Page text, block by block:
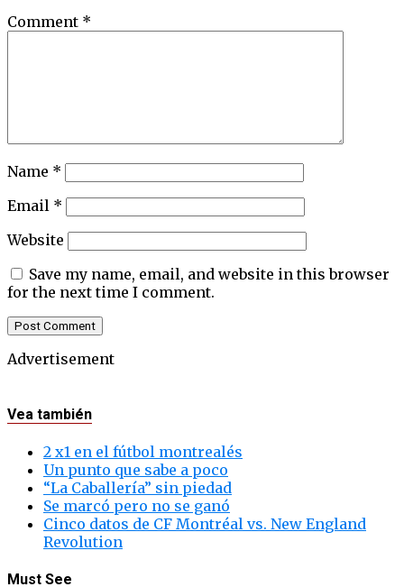
Comment *
Name *
Email *
Website
Save my name, email, and website in this browser
for the next time I comment.
Advertisement
Vea también
2 x1 en el fútbol montrealés
Un punto que sabe a poco
“La Caballería” sin piedad
Se marcó pero no se ganó
Cinco datos de CF Montréal vs. New England
Revolution
Must See